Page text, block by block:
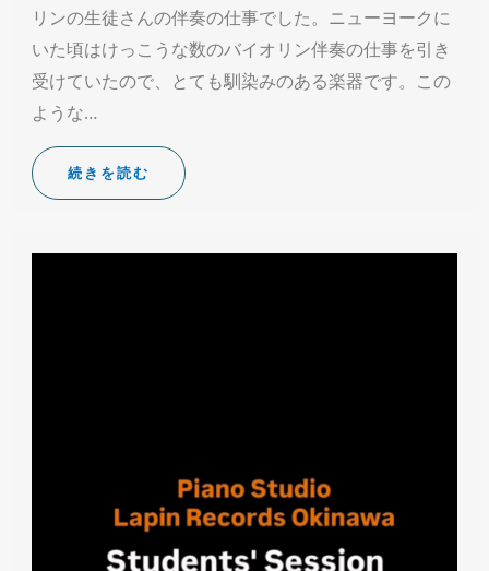
リンの生徒さんの伴奏の仕事でした。ニューヨークに
いた頃はけっこうな数のバイオリン伴奏の仕事を引き
受けていたので、とても馴染みのある楽器です。この
ような…
続きを読む